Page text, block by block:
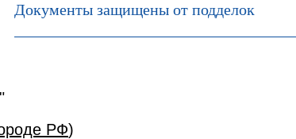
Документы защищены от подделок
РФ)